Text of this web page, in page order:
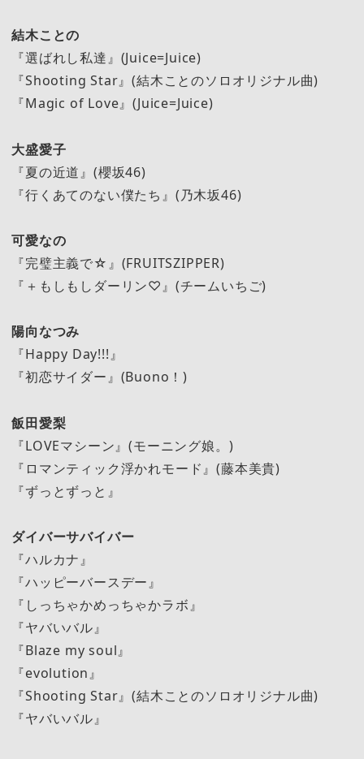
結木ことの
『選ばれし私達』(Juice=Juice)
『Shooting Star』(結木ことのソロオリジナル曲)
『Magic of Love』(Juice=Juice)
大盛愛子
『夏の近道』(櫻坂46)
『行くあてのない僕たち』(乃木坂46)
可愛なの
『完璧主義で☆』(FRUITSZIPPER)
『＋もしもしダーリン♡』(チームいちご)
陽向なつみ
『Happy Day!!!』
『初恋サイダー』(Buono！)
飯田愛梨
『LOVEマシーン』(モーニング娘。)
『ロマンティック浮かれモード』(藤本美貴)
『ずっとずっと』
ダイバーサバイバー
『ハルカナ』
『ハッピーバースデー』
『しっちゃかめっちゃかラボ』
『ヤバいバル』
『Blaze my soul』
『evolution』
『Shooting Star』(結木ことのソロオリジナル曲)
『ヤバいバル』